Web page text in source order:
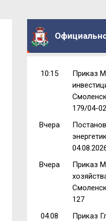
10:15
Приказ
179/04-
Вчера
Вчера
Приказ
127
04.08
Приказ